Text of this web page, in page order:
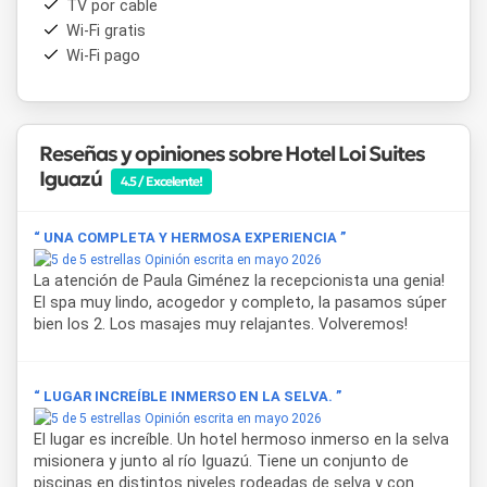
internacional, gimnasio, spa, piscina exterior y un sector
exclusivo para adultos con piscina sin fin a orillas del río
Iguazú, área climatizada, solárium y bar. También dispone de
servicio de lavandería y cobertura de emergencias médicas
las 24 horas.
El Spa Namasthé forma parte de la propuesta de bienestar
del hotel, con circuitos de agua, duchas especiales, jacuzzi
corporales y faciales. En el área gastronómica, el
Restaurante Naipi ofrece platos elaborados con productos
regionales como pescados de río, mandioca y yerba mate,
además de opciones vegetarianas, veganas y aptas para
celíacos. El Tiki Bar y Yvaga complementan la oferta con
Hotel Loi Suites Iguazútambién se destaca por su
compromiso con la sustentabilidad, certificado por el
programa Hoteles Más Verdes, y por sus instalaciones
adaptadas para personas con movilidad reducida,
incluyendo rampas, habitaciones accesibles, baños
TV por cable
Wi-Fi gratis
Wi-Fi pago
Reseñas y opiniones sobre Hotel Loi Suites
Iguazú
4.5 / Excelente!
“ UNA COMPLETA Y HERMOSA EXPERIENCIA ”
Opinión escrita en mayo 2026
La atención de Paula Giménez la recepcionista una genia!
El spa muy lindo, acogedor y completo, la pasamos súper
bien los 2. Los masajes muy relajantes. Volveremos!
“ LUGAR INCREÍBLE INMERSO EN LA SELVA. ”
Opinión escrita en mayo 2026
El lugar es increíble. Un hotel hermoso inmerso en la selva
misionera y junto al río Iguazú. Tiene un conjunto de